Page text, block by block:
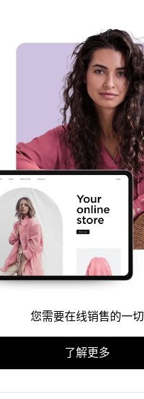
您需要在线销售的一切
了解更多